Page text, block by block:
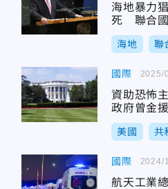
海地暴力
死 聯合國
海地 聯
國際
資助恐怖
政府曾金
美國 共
2025/
國際
航天工業
2024/